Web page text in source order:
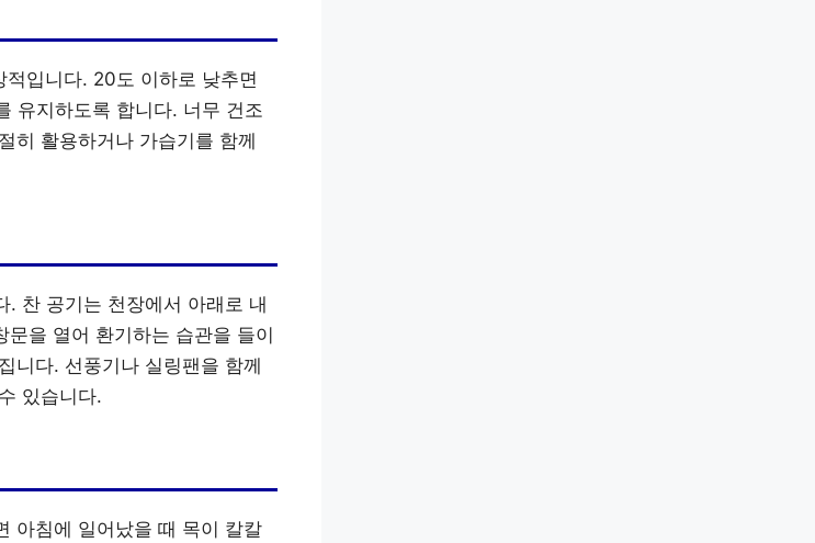
입니다. 20도 이하로 낮추면
유지하도록 합니다. 너무 건조
히 활용하거나 가습기를 함께
. 찬 공기는 천장에서 아래로 내
을 열어 환기하는 습관을 들이
니다. 선풍기나 실링팬을 함께
있습니다.
아침에 일어났을 때 목이 칼칼